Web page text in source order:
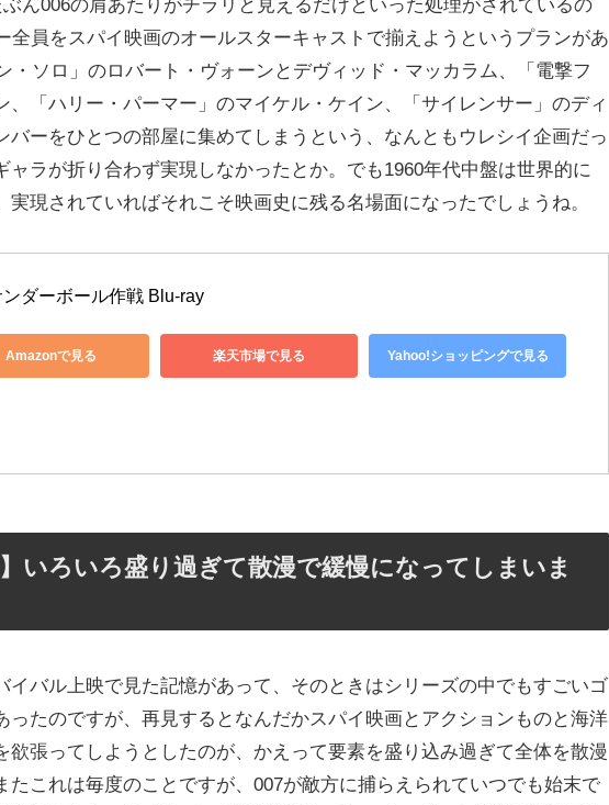
ん006の肩あたりがチラリと見えるだけといった処理がされているの
全員をスパイ映画のオールスターキャストで揃えようというプランがあ
・ソロ」のロバート・ヴォーンとデヴィッド・マッカラム、「電撃フ
、「ハリー・パーマー」のマイケル・ケイン、「サイレンサー」のディ
バーをひとつの部屋に集めてしまうという、なんともウレシイ企画だっ
ャラが折り合わず実現しなかったとか。でも1960年代中盤は世界的に
現されていればそれこそ映画史に残る名場面になったでしょうね。
ダーボール作戦 Blu-ray
Amazonで見る 楽天市場で見る Yahoo!ショッピングで見る
いろいろ盛り過ぎて散漫で緩慢になってしまいま
イバル上映で見た記憶があって、そのときはシリーズの中でもすごいゴ
ったのですが、再見するとなんだかスパイ映画とアクションものと海洋
欲張ってしようとしたのが、かえって要素を盛り込み過ぎて全体を散漫
たこれは毎度のことですが、007が敵方に捕らえられていつでも始末で